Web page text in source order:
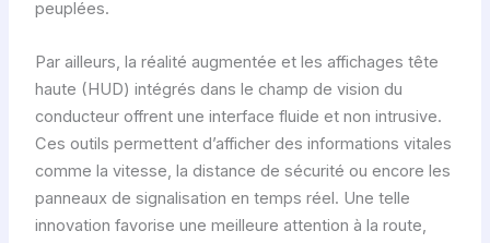
peuplées.
Par ailleurs, la réalité augmentée et les affichages tête
haute (HUD) intégrés dans le champ de vision du
conducteur offrent une interface fluide et non intrusive.
Ces outils permettent d’afficher des informations vitales
comme la vitesse, la distance de sécurité ou encore les
panneaux de signalisation en temps réel. Une telle
innovation favorise une meilleure attention à la route,